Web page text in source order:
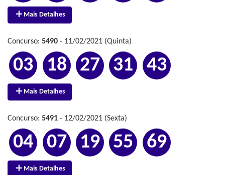
Mais Detalhes
Concurso: 5490 - 11/02/2021 (Quinta)
03 18 27 31 43
Mais Detalhes
Concurso: 5491 - 12/02/2021 (Sexta)
04 07 19 55 69
Mais Detalhes